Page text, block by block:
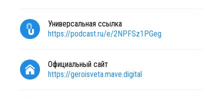
Универсальная ссылка
https://podcast.ru/e/2NPFSz1PGeg
Официальный сайт
https://geroisveta.mave.digital